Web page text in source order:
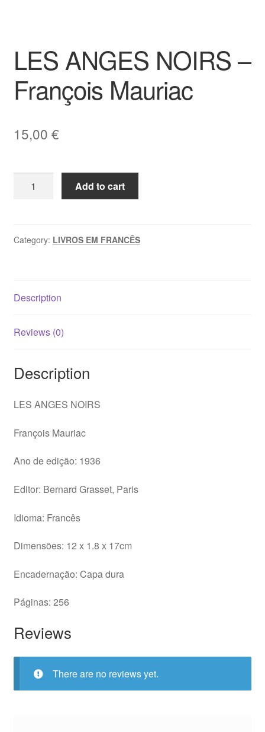
LES ANGES NOIRS –
François Mauriac
15,00 €
ANGES
François
Add to cart
Category: LIVROS EM FRANCÊS
Description
Reviews (0)
Description
LES ANGES NOIRS
François Mauriac
Ano de edição: 1936
Editor: Bernard Grasset, Paris
Idioma: Francês
Dimensões: 12 x 1.8 x 17cm
Encadernação: Capa dura
Páginas: 256
Reviews
There are no reviews yet.